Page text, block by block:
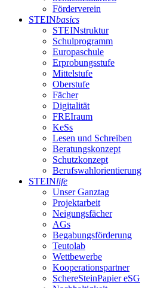
Förderverein
STEINbasics
STEINstruktur
Schulprogramm
Europaschule
Erprobungsstufe
Mittelstufe
Oberstufe
Fächer
Digitalität
FREIraum
KeSs
Lesen und Schreiben
Beratungskonzept
Schutzkonzept
Berufswahlorientierung
STEINlife
Unser Ganztag
Projektarbeit
Neigungsfächer
AGs
Begabungsförderung
Teutolab
Wettbewerbe
Kooperationspartner
SchereSteinPapier eSG